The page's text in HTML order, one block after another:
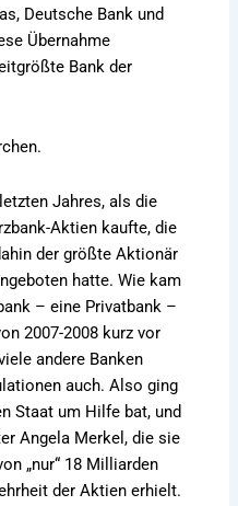
Deutsche Bank und
Übernahme
Bank der
Jahres, als die
Aktien kaufte, die
der größte Aktionär
hatte. Wie kam
– eine Privatbank –
2007-2008 kurz vor
andere Banken
auch. Also ging
Staat um Hilfe bat, und
Angela Merkel, die sie
„nur“ 18 Milliarden
der Aktien erhielt.